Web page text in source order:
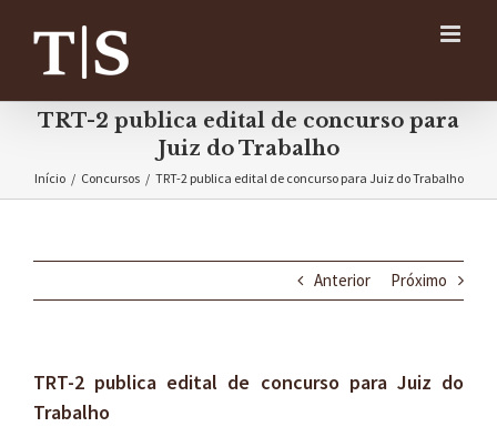
conteúdo
TRT-2 publica edital de concurso para
Juiz do Trabalho
Início / Concursos / TRT-2 publica edital de concurso para Juiz do Trabalho
Anterior Próximo
TRT-2 publica edital de concurso para Juiz do
Trabalho